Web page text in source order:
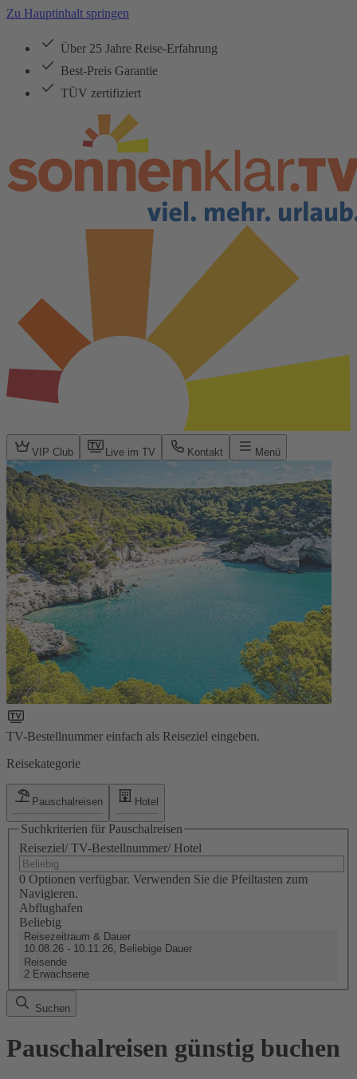
Zu Hauptinhalt springen
Über 25 Jahre Reise-Erfahrung
Best-Preis Garantie
TÜV zertifiziert
VIP Club Live im TV Kontakt Menü
TV-Bestellnummer einfach als Reiseziel eingeben.
Reisekategorie
Pauschalreisen Hotel
Suchkriterien für Pauschalreisen
Reiseziel/ TV-Bestellnummer/ Hotel
0 Optionen verfügbar. Verwenden Sie die Pfeiltasten zum
Navigieren.
Abflughafen
Beliebig
Reisezeitraum & Dauer
10.08.26 - 10.11.26, Beliebige Dauer
Reisende
2 Erwachsene
Suchen
Pauschalreisen günstig buchen